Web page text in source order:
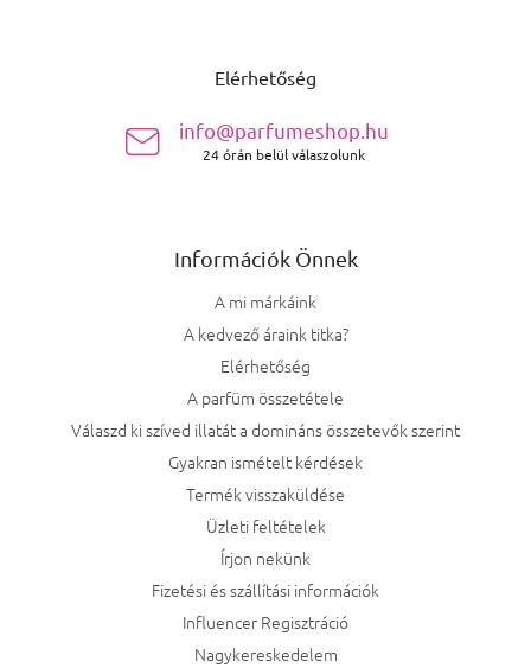
Elérhetőség
info@parfumeshop.hu
24 órán belül válaszolunk
Információk Önnek
A mi márkáink
A kedvező áraink titka?
Elérhetőség
A parfüm összetétele
Válaszd ki szíved illatát a domináns összetevők szerint
Gyakran ismételt kérdések
Termék visszaküldése
Üzleti feltételek
Írjon nekünk
Fizetési és szállítási információk
Influencer Regisztráció
Nagykereskedelem